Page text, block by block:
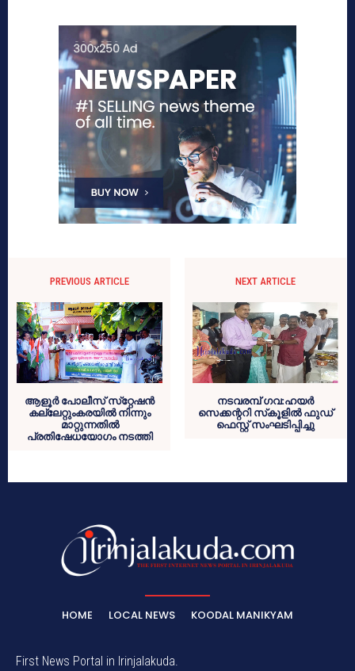
PREVIOUS ARTICLE
ആളൂര്‍ പോലീസ് സ്‌റ്റേഷന്‍
കല്ലേറ്റുംകരയില്‍ നിന്നും
മാറ്റുന്നതില്‍
പ്രതിഷേധയോഗം നടത്തി
NEXT ARTICLE
നടവരമ്പ് ഗവ:ഹയര്‍
സെക്കന്ററി സ്‌കൂളില്‍ ഫുഡ്
ഫെസ്റ്റ് സംഘടിപ്പിച്ചു
HOME LOCAL NEWS KOODAL MANIKYAM
First News Portal in Irinjalakuda.